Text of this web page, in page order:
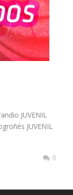
JUVENIL
JUVENIL
0